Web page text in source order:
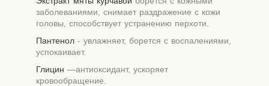
заболеваниями, снимает раздражение с кожи
головы, способствует устранению перхоти.
Пантенол - увлажняет, борется с воспалениями,
успокаивает.
Глицин —антиоксидант, ускоряет
кровообращение.